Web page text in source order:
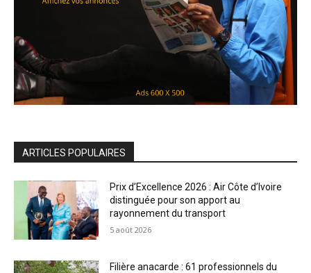
ARTICLES POPULAIRES
Prix d’Excellence 2026 : Air Côte d’Ivoire
distinguée pour son apport au
rayonnement du transport
5 août 2026
Filière anacarde : 61 professionnels du